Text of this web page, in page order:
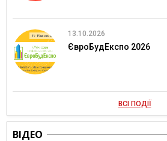
13.10.2026
ЄвроБудЕкспо 2026
ВСІ ПОДІЇ
ВІДЕО